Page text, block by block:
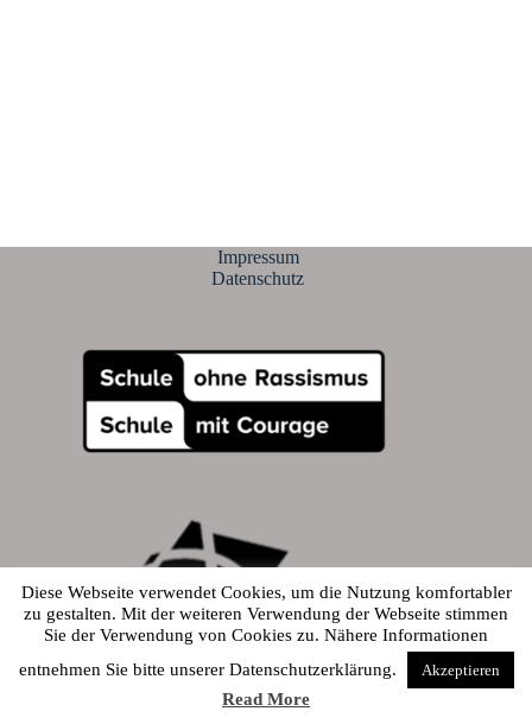
Impressum
Datenschutz
© 2026 - Alfred-Amann-Gymnasium
Diese Webseite verwendet Cookies, um die Nutzung komfortabler
zu gestalten. Mit der weiteren Verwendung der Webseite stimmen
Sie der Verwendung von Cookies zu. Nähere Informationen
entnehmen Sie bitte unserer Datenschutzerklärung.
Akzeptieren
Read More